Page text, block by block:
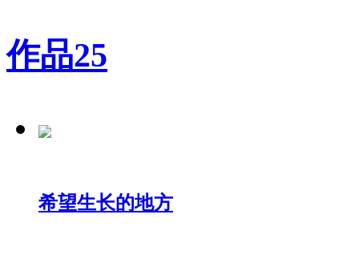
作品25
希望生长的地方